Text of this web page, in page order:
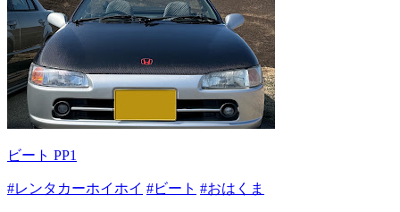
ビート PP1
#レンタカーホイホイ #ビート #おはくま